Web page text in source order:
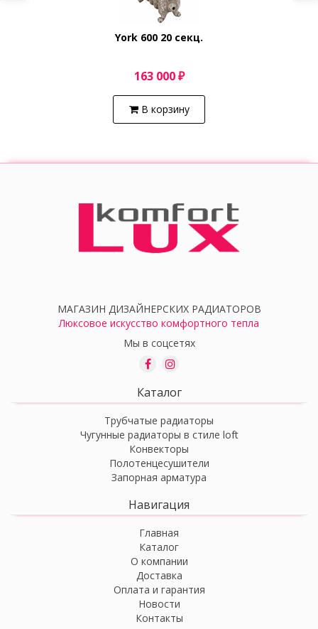
York 600 20 секц.
163 000 ₽
В корзину
МАГАЗИН ДИЗАЙНЕРСКИХ РАДИАТОРОВ
Люксовое искусство комфортного тепла
Мы в соцсетях
Каталог
Трубчатые радиаторы
Чугунные радиаторы в стиле loft
Конвекторы
Полотенцесушители
Запорная арматура
Навигация
Главная
Каталог
О компании
Доставка
Оплата и гарантия
Новости
Контакты